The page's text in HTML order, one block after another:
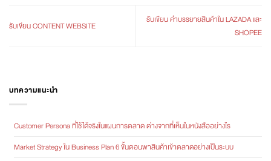
รับเขียน CONTENT WEBSITE
รับเขียน คำบรรยายสินค้าใน LAZADA และ
SHOPEE
บทความแนะนำ
Customer Persona ที่ใช้ได้จริงในแผนการตลาด ต่างจากที่เห็นในหนังสืออย่างไร
Market Strategy ใน Business Plan 6 ขั้นตอนพาสินค้าเข้าตลาดอย่างเป็นระบบ